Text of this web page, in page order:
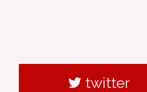
twitter